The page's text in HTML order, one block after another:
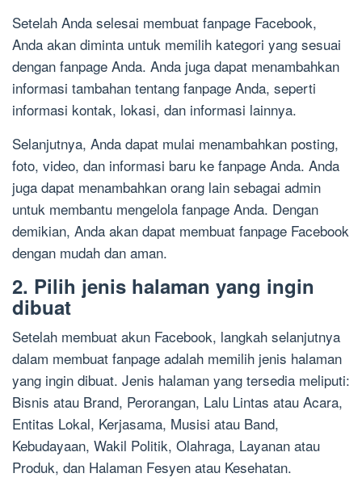
Setelah Anda selesai membuat fanpage Facebook,
Anda akan diminta untuk memilih kategori yang sesuai
dengan fanpage Anda. Anda juga dapat menambahkan
informasi tambahan tentang fanpage Anda, seperti
informasi kontak, lokasi, dan informasi lainnya.
Selanjutnya, Anda dapat mulai menambahkan posting,
foto, video, dan informasi baru ke fanpage Anda. Anda
juga dapat menambahkan orang lain sebagai admin
untuk membantu mengelola fanpage Anda. Dengan
demikian, Anda akan dapat membuat fanpage Facebook
dengan mudah dan aman.
2. Pilih jenis halaman yang ingin
dibuat
Setelah membuat akun Facebook, langkah selanjutnya
dalam membuat fanpage adalah memilih jenis halaman
yang ingin dibuat. Jenis halaman yang tersedia meliputi:
Bisnis atau Brand, Perorangan, Lalu Lintas atau Acara,
Entitas Lokal, Kerjasama, Musisi atau Band,
Kebudayaan, Wakil Politik, Olahraga, Layanan atau
Produk, dan Halaman Fesyen atau Kesehatan.